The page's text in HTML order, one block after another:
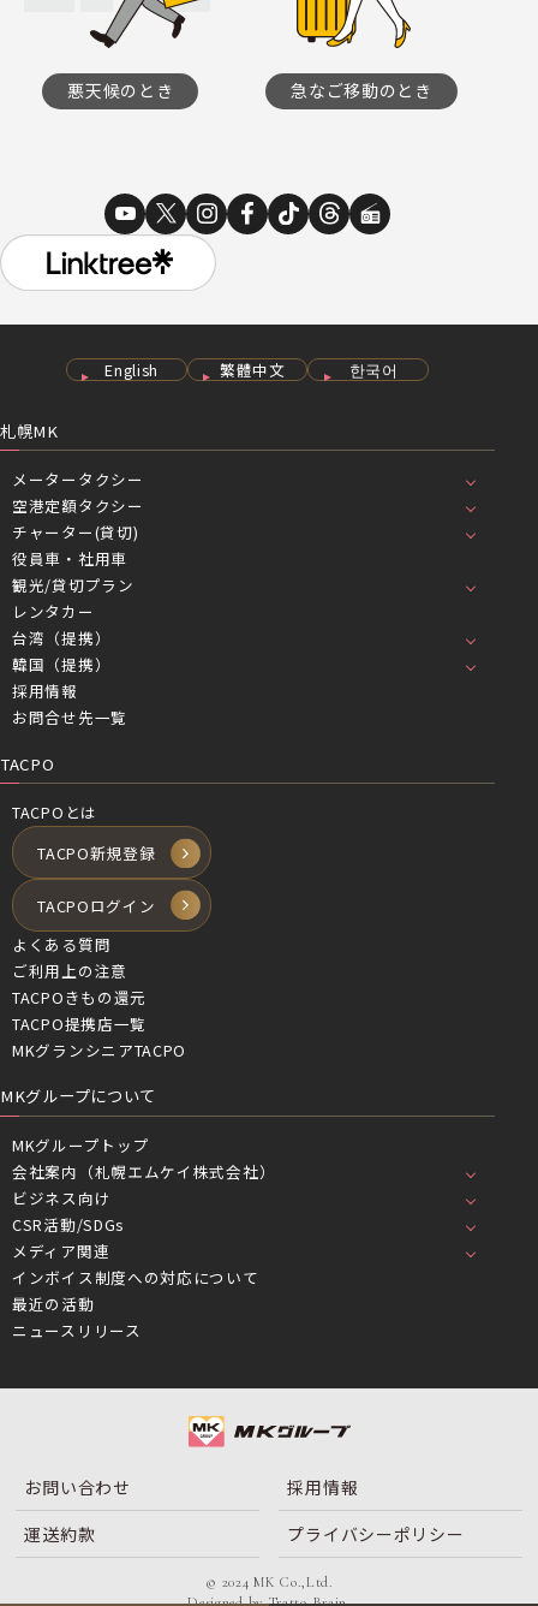
悪天候のとき 急なご移動のとき
English 繁體中文 한국어
札幌MK
メータータクシー
空港定額タクシー
チャーター(貸切)
役員車・社用車
観光/貸切プラン
レンタカー
台湾（提携）
韓国（提携）
採用情報
お問合せ先一覧
TACPO
TACPOとは
TACPO新規登録
TACPOログイン
よくある質問
ご利用上の注意
TACPOきもの還元
TACPO提携店一覧
MKグランシニアTACPO
MKグループについて
MKグループトップ
会社案内（札幌エムケイ株式会社）
ビジネス向け
CSR活動/SDGs
メディア関連
インボイス制度への対応について
最近の活動
ニュースリリース
お問い合わせ
採用情報
運送約款
プライバシーポリシー
© 2024 MK Co.,Ltd.